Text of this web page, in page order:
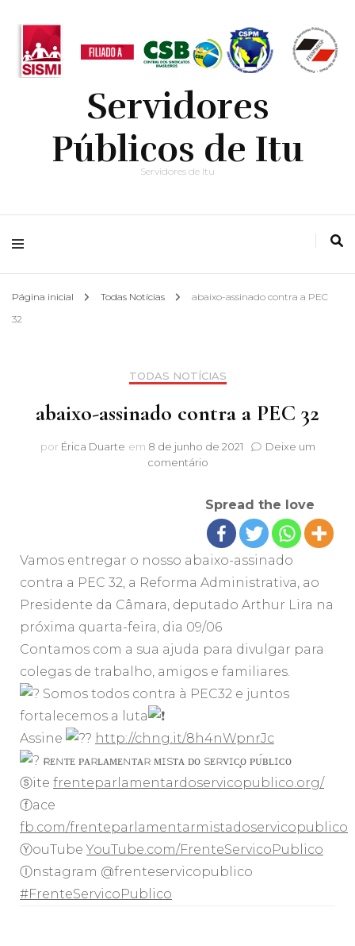
Servidores
Públicos de Itu
Servidores de Itu
Página inicial Todas Notícias
abaixo-assinado contra a PEC
32
TODAS NOTÍCIAS
abaixo-assinado contra a PEC 32
por Érica Duarte em 8 de junho de 2021
Deixe um
comentárioem
contra
a
PEC
32
Spread the love
Vamos entregar o nosso abaixo-assinado
contra a PEC 32, a Reforma Administrativa, ao
Presidente da Câmara, deputado Arthur Lira na
próxima quarta-feira, dia 09/06
Contamos com a sua ajuda para divulgar para
colegas de trabalho, amigos e familiares.
Somos todos contra à PEC32 e juntos
fortalecemos a luta
Assine
http://chng.it/8h4nWpnrJc
ғʀᴇɴᴛᴇ ᴘᴀʀʟᴀᴍᴇɴᴛᴀʀ ᴍɪsᴛᴀ ᴅᴏ sᴇʀᴠɪᴄ̧ᴏ ᴘᴜ́ʙʟɪᴄᴏ
ⓢite frenteparlamentardoservicopublico.org/
ⓕace
fb.com/frenteparlamentarmistadoservicopublico
ⓎouTubeYouTube.com/FrenteServicoPublico
Ⓘnstagram @frenteservicopublico
#FrenteServicoPublico